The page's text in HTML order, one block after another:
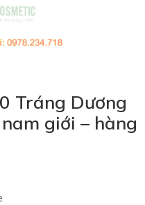
Tráng Dương
giới – hàng